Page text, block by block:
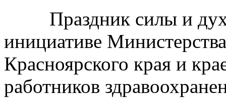
Праздник силы и духа
инициативе
Красноярского края и
работников